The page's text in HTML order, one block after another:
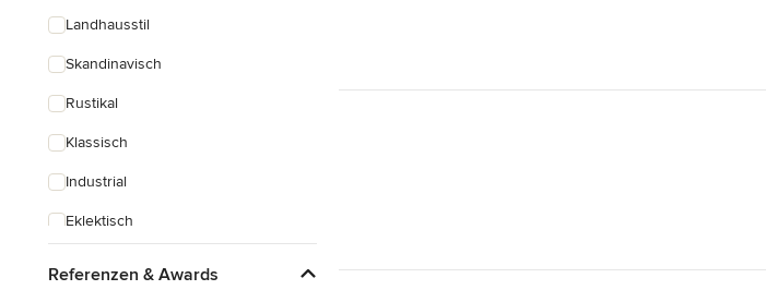
Landhausstil
Skandinavisch
Rustikal
Klassisch
Industrial
Eklektisch
Referenzen & Awards